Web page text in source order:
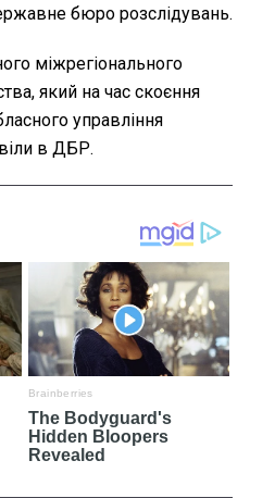
бюро розслідувань.
міжрегіонального
який на час скоєння
управління
в ДБР.